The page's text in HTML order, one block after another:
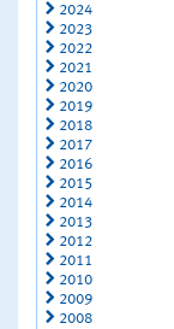
2024
2023
2022
2021
2020
2019
2018
2017
2016
2015
2014
2013
2012
2011
2010
2009
2008